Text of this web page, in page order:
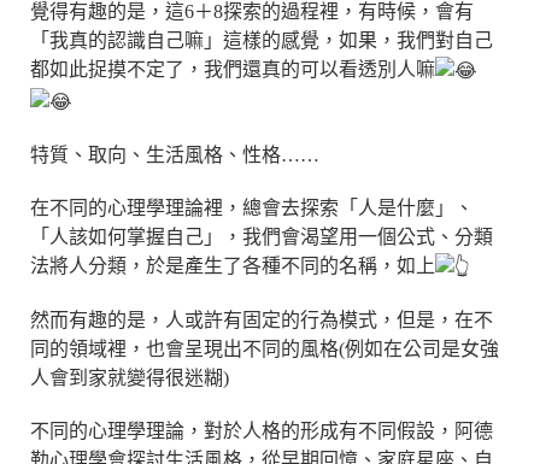
覺得有趣的是，這6＋8探索的過程裡，有時候，會有
「我真的認識自己嘛」這樣的感覺，如果，我們對自己
都如此捉摸不定了，我們還真的可以看透別人嘛
特質、取向、生活風格、性格……
在不同的心理學理論裡，總會去探索「人是什麼」、
「人該如何掌握自己」，我們會渴望用一個公式、分類
法將人分類，於是產生了各種不同的名稱，如上
然而有趣的是，人或許有固定的行為模式，但是，在不
同的領域裡，也會呈現出不同的風格(例如在公司是女強
人會到家就變得很迷糊)
不同的心理學理論，對於人格的形成有不同假設，阿德
勒心理學會探討生活風格，從早期回憶、家庭星座、自